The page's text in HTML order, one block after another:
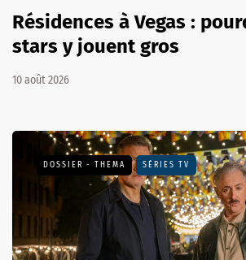
Résidences à Vegas :
stars y jouent gros
10 août 2026
DOSSIER - THEMA SÉRIES TV